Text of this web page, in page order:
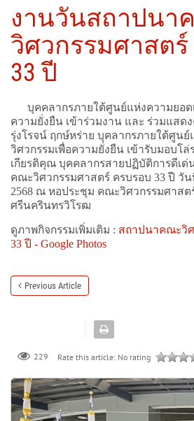
งานวันสถาปนา
วิศวกรรมศาสต
33 ปี
บุคคลากรภายใต้ศูนย์แห่งความยอดเ
ความยั่งยืน เข้าร่วมงาน และ ร่วมแสด
รุ่งโรจน์ ฤกษ์หร่าย บุคลากรภายใต้ศูนย์
วิศวกรรมเพื่อความยั่งยืน เข้ารับมอบโล่
เกียรติคุณ บุคคลากรสายปฏิบัติการดีเ
คณะวิศวกรรมศาสตร์ ครบรอบ 33 ปี วั
2568 ณ หอประชุม คณะวิศวกรรมศาสต
ศรีนครินทรวิโรฒ
ดูภาพกิจกรรมเพิ่มเติม : สถาปนาคณะวิ
33 ปี - Google Photos
Previous Article
229 Rate this article: No rating